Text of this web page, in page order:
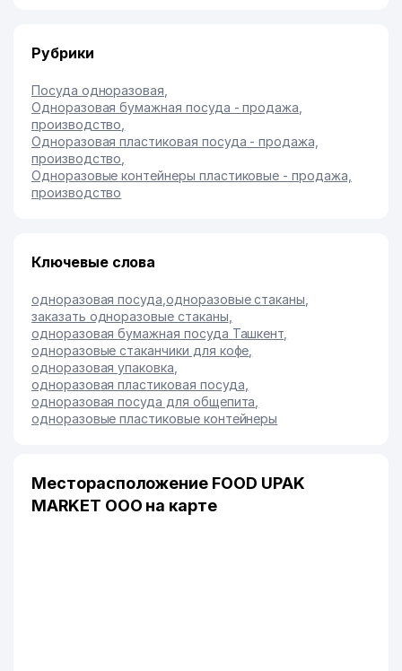
Рубрики
Посуда одноразовая
Одноразовая бумажная посуда - продажа,
производство
Одноразовая пластиковая посуда - продажа,
производство
Одноразовые контейнеры пластиковые - продажа,
производство
Ключевые слова
одноразовая посуда ,одноразовые стаканы
заказать одноразовые стаканы
одноразовая бумажная посуда Ташкент
одноразовые стаканчики для кофе
одноразовая упаковка
одноразовая пластиковая посуда
одноразовая посуда для общепита
одноразовые пластиковые контейнеры
Месторасположение FOOD UPAK
MARKET ООО на карте